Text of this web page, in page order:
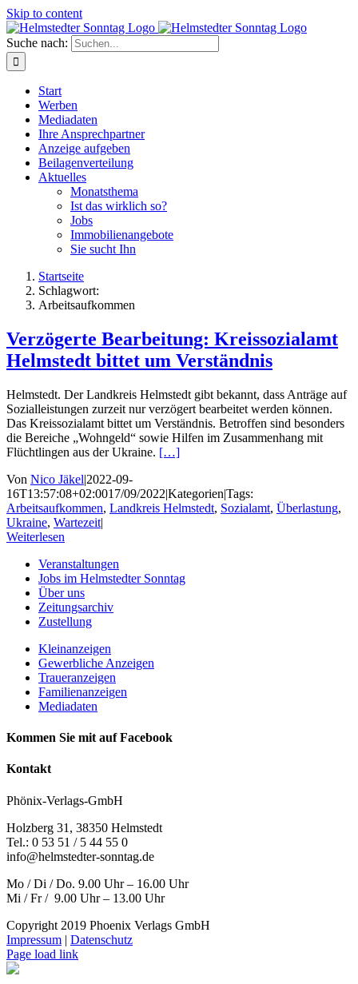
Skip to content
Suche nach:
Start
Werben
Mediadaten
Ihre Ansprechpartner
Anzeige aufgeben
Beilagenverteilung
Aktuelles
Monatsthema
Ist das wirklich so?
Jobs
Immobilienangebote
Sie sucht Ihn
Startseite
Schlagwort:
Arbeitsaufkommen
Verzögerte Bearbeitung: Kreissozialamt
Helmstedt bittet um Verständnis
Helmstedt. Der Landkreis Helmstedt gibt bekannt, dass Anträge auf
Sozialleistungen zurzeit nur verzögert bearbeitet werden können.
Das Kreissozialamt bittet um Verständnis. Betroffen sind besonders
die Bereiche „Wohngeld“ sowie Hilfen im Zusammenhang mit
Flüchtlingen aus der Ukraine. […]
Von Nico Jäkel|2022-09-
16T13:57:08+02:0017/09/2022|Kategorien|Tags:
Arbeitsaufkommen, Landkreis Helmstedt, Sozialamt, Überlastung,
Ukraine, Wartezeit|
Weiterlesen
Veranstaltungen
Jobs im Helmstedter Sonntag
Über uns
Zeitungsarchiv
Zustellung
Kleinanzeigen
Gewerbliche Anzeigen
Traueranzeigen
Familienanzeigen
Mediadaten
Kommen Sie mit auf Facebook
Kontakt
Phönix-Verlags-GmbH
Holzberg 31, 38350 Helmstedt
Tel.: 0 53 51 / 5 44 55 0
info@helmstedter-sonntag.de
Mo / Di / Do. 9.00 Uhr – 16.00 Uhr
Mi / Fr / 9.00 Uhr – 13.00 Uhr
Copyright 2019 Phoenix Verlags GmbH
Impressum | Datenschutz
Page load link